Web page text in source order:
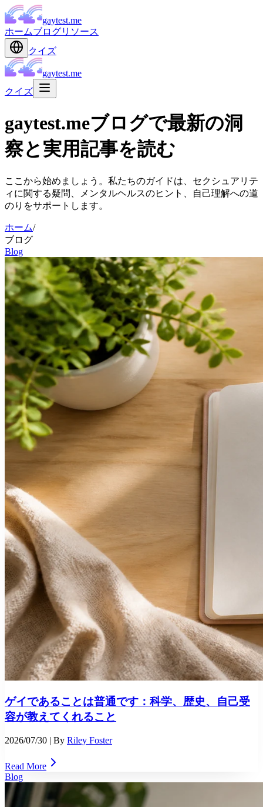
gaytest.me
ホームブログリソース
クイズ
gaytest.me
クイズ
gaytest.meブログで最新の洞
察と実用記事を読む
ここから始めましょう。私たちのガイドは、セクシュアリテ
ィに関する疑問、メンタルヘルスのヒント、自己理解への道
のりをサポートします。
ホーム/
ブログ
Blog
ゲイであることは普通です：科学、歴史、自己受
容が教えてくれること
2026/07/30 | By Riley Foster
Read More
Blog